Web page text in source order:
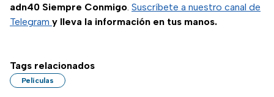
adn40 Siempre Conmigo. Suscríbete a nuestro canal de
Telegram y lleva la información en tus manos.
Tags relacionados
Películas